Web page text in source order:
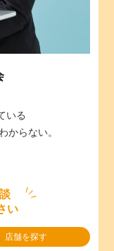
いる
からない。
い
店舗を探す